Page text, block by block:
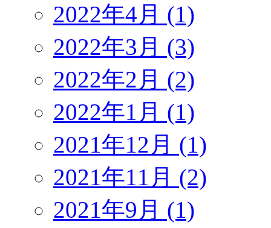
2022年4月 (1)
2022年3月 (3)
2022年2月 (2)
2022年1月 (1)
2021年12月 (1)
2021年11月 (2)
2021年9月 (1)